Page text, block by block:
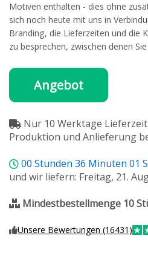
Motiven enthalten - dies ohne
sich noch heute mit uns in
Branding, die Lieferzeiten und die
zu besprechen, zwischen denen
Angebot
Nur 10 Werktage
Produktion und Anlieferung
00 Stunden 36 Minuten 00
und wir liefern: Freitag, 21.
Mindestbestellmenge 10
Unsere Bewertungen (16431)